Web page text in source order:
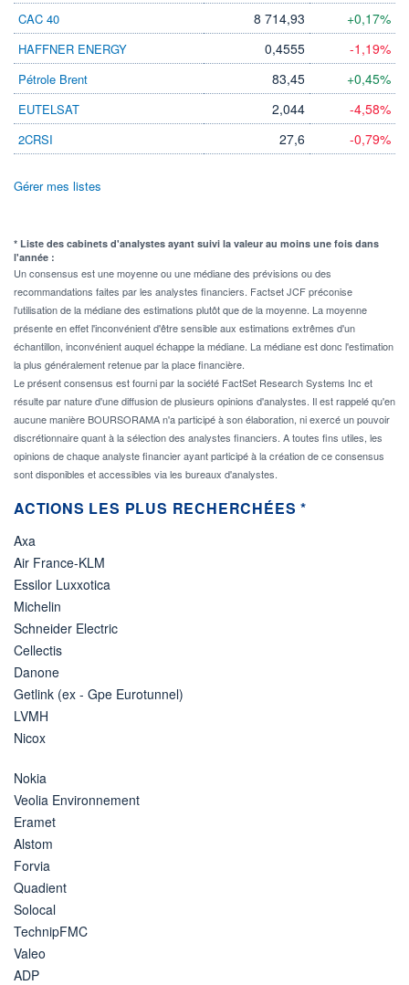
CAC 40 8 714,93 +0,17%
HAFFNER ENERGY 0,4555 -1,19%
Pétrole Brent 83,45 +0,45%
EUTELSAT 2,044 -4,58%
2CRSI 27,6 -0,79%
Gérer mes listes
* Liste des cabinets d'analystes ayant suivi la valeur au moins une fois dans
l'année :
Un consensus est une moyenne ou une médiane des prévisions ou des
recommandations faites par les analystes financiers. Factset JCF préconise
l'utilisation de la médiane des estimations plutôt que de la moyenne. La moyenne
présente en effet l'inconvénient d'être sensible aux estimations extrêmes d'un
échantillon, inconvénient auquel échappe la médiane. La médiane est donc l'estimation
la plus généralement retenue par la place financière.
Le présent consensus est fourni par la société FactSet Research Systems Inc et
résulte par nature d'une diffusion de plusieurs opinions d'analystes. Il est rappelé qu'en
aucune manière BOURSORAMA n'a participé à son élaboration, ni exercé un pouvoir
discrétionnaire quant à la sélection des analystes financiers. A toutes fins utiles, les
opinions de chaque analyste financier ayant participé à la création de ce consensus
sont disponibles et accessibles via les bureaux d'analystes.
ACTIONS LES PLUS RECHERCHÉES *
Axa
Air France-KLM
Essilor Luxxotica
Michelin
Schneider Electric
Cellectis
Danone
Getlink (ex - Gpe Eurotunnel)
LVMH
Nicox
Nokia
Veolia Environnement
Eramet
Alstom
Forvia
Quadient
Solocal
TechnipFMC
Valeo
ADP